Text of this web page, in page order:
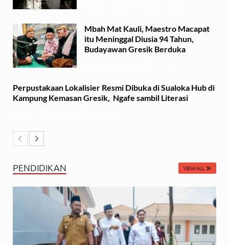
Mbah Mat Kauli, Maestro Macapat
itu Meninggal Diusia 94 Tahun,
Budayawan Gresik Berduka
Perpustakaan Lokalisier Resmi Dibuka di Sualoka Hub di
Kampung Kemasan Gresik, Ngafe sambil Literasi
PENDIDIKAN VIEW ALL